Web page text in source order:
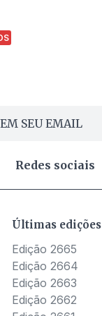
SEU EMAIL
Redes sociais
Últimas edições
Edição 2665
Edição 2664
Edição 2663
Edição 2662